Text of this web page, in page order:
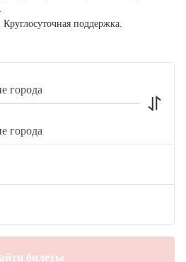
поддержка.
билеты